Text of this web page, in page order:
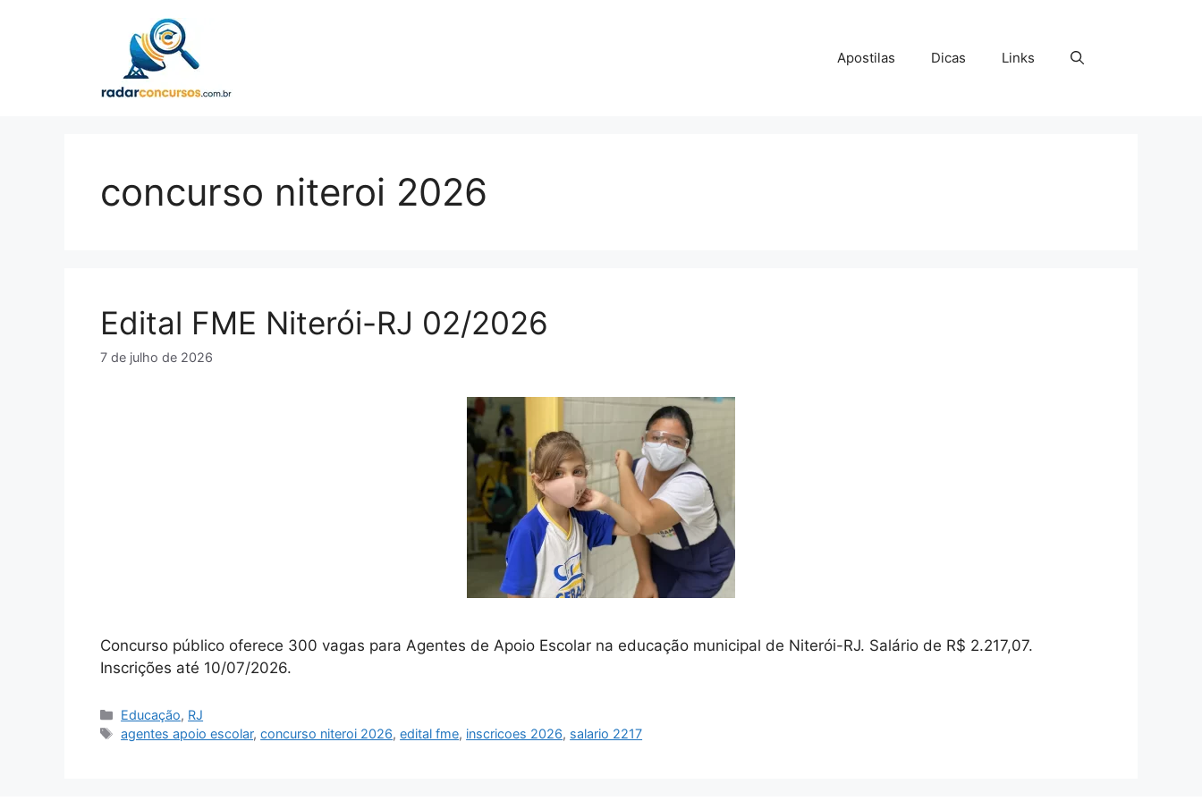
Apostilas Dicas Links
concurso niteroi 2026
Edital FME Niterói-RJ 02/2026
7 de julho de 2026
Concurso público oferece 300 vagas para Agentes de Apoio Escolar na educação municipal de Niterói-RJ. Salário de R$ 2.217,07.
Inscrições até 10/07/2026.
Categorias
Educação, RJ
Tags
agentes apoio escolar,concurso niteroi 2026,edital fme, inscricoes 2026, salario 2217